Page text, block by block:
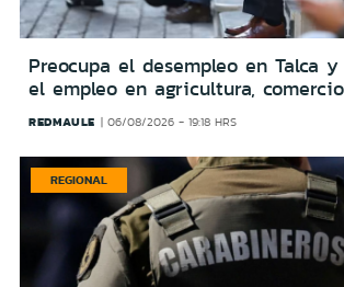
Preocupa el desempleo en Talca
el empleo en agricultura,
REDMAULE 06/08/2026 - 19:18 HRS
REGIONAL